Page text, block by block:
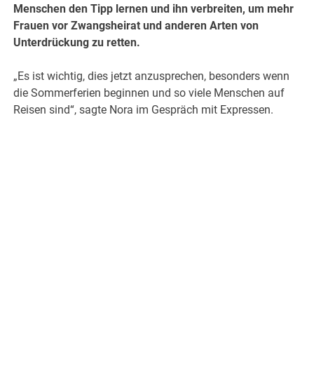
Menschen den Tipp lernen und ihn verbreiten, um mehr
Frauen vor Zwangsheirat und anderen Arten von
Unterdrückung zu retten.
„Es ist wichtig, dies jetzt anzusprechen, besonders wenn
die Sommerferien beginnen und so viele Menschen auf
Reisen sind“, sagte Nora im Gespräch mit Expressen.